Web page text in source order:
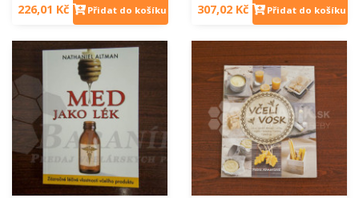
226,01 Kč Přidat do košíku 307,02 Kč Přidat do košíku